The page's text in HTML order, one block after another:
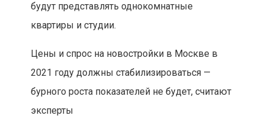
будут представлять однокомнатные
квартиры и студии.
Цены и спрос на новостройки в Москве в
2021 году должны стабилизироваться —
бурного роста показателей не будет, считают
эксперты